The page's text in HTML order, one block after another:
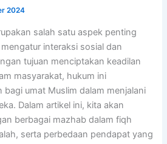
2024
salah satu aspek penting
interaksi sosial dan
tujuan menciptakan keadilan
masyarakat, hukum ini
bagi umat Muslim dalam menjalani
Dalam artikel ini, kita akan
berbagai mazhab dalam fiqh
serta perbedaan pendapat yang